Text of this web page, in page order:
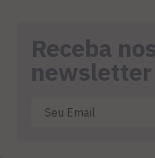
Receba
newsletter